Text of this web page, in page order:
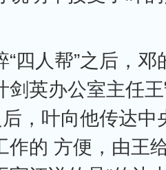
“四人帮”之后，
剑英办公室主任
后，叶向他传达
作的 方便，由王